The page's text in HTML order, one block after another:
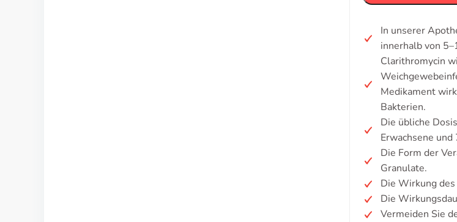
In unserer
innerhalb von
Clarithromycin
Medikament
Bakterien.
Die übliche
Erwachsene
Die Form der
Granulate.
Die Wirkung
Die
Vermeiden Sie